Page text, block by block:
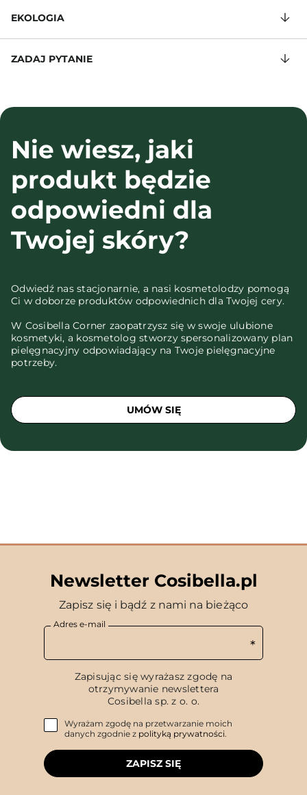
EKOLOGIA
ZADAJ PYTANIE
Nie wiesz, jaki
produkt będzie
odpowiedni dla
Twojej skóry?
Odwiedź nas stacjonarnie, a nasi kosmetolodzy pomogą
Ci w doborze produktów odpowiednich dla Twojej cery.
W Cosibella Corner zaopatrzysz się w swoje ulubione
kosmetyki, a kosmetolog stworzy spersonalizowany plan
pielęgnacyjny odpowiadający na Twoje pielęgnacyjne
potrzeby.
UMÓW SIĘ
Newsletter Cosibella.pl
Zapisz się i bądź z nami na bieżąco
Adres e-mail
Zapisując się wyrażasz zgodę na
otrzymywanie newslettera
Cosibella sp. z o. o.
Wyrażam zgodę na przetwarzanie moich
danych zgodnie z polityką prywatności.
ZAPISZ SIĘ